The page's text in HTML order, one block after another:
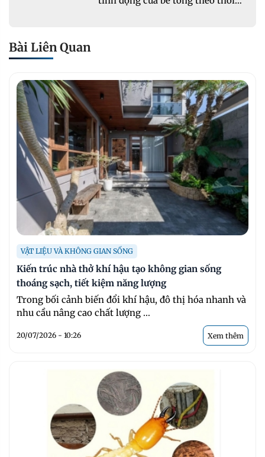
Bài Liên Quan
VẬT LIỆU VÀ KHÔNG GIAN SỐNG
Kiến trúc nhà thở khí hậu tạo không gian sống
thoáng sạch, tiết kiệm năng lượng
Trong bối cảnh biến đổi khí hậu, đô thị hóa nhanh và
nhu cầu nâng cao chất lượng ...
20/07/2026 - 10:26 Xem thêm